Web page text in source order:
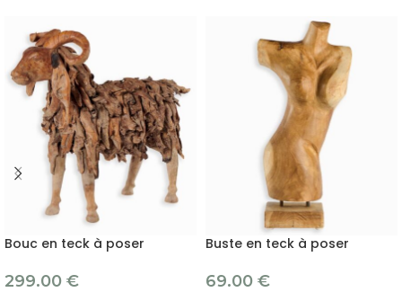
Bouc en teck à poser
299.00 €
Buste en teck à poser
69.00 €